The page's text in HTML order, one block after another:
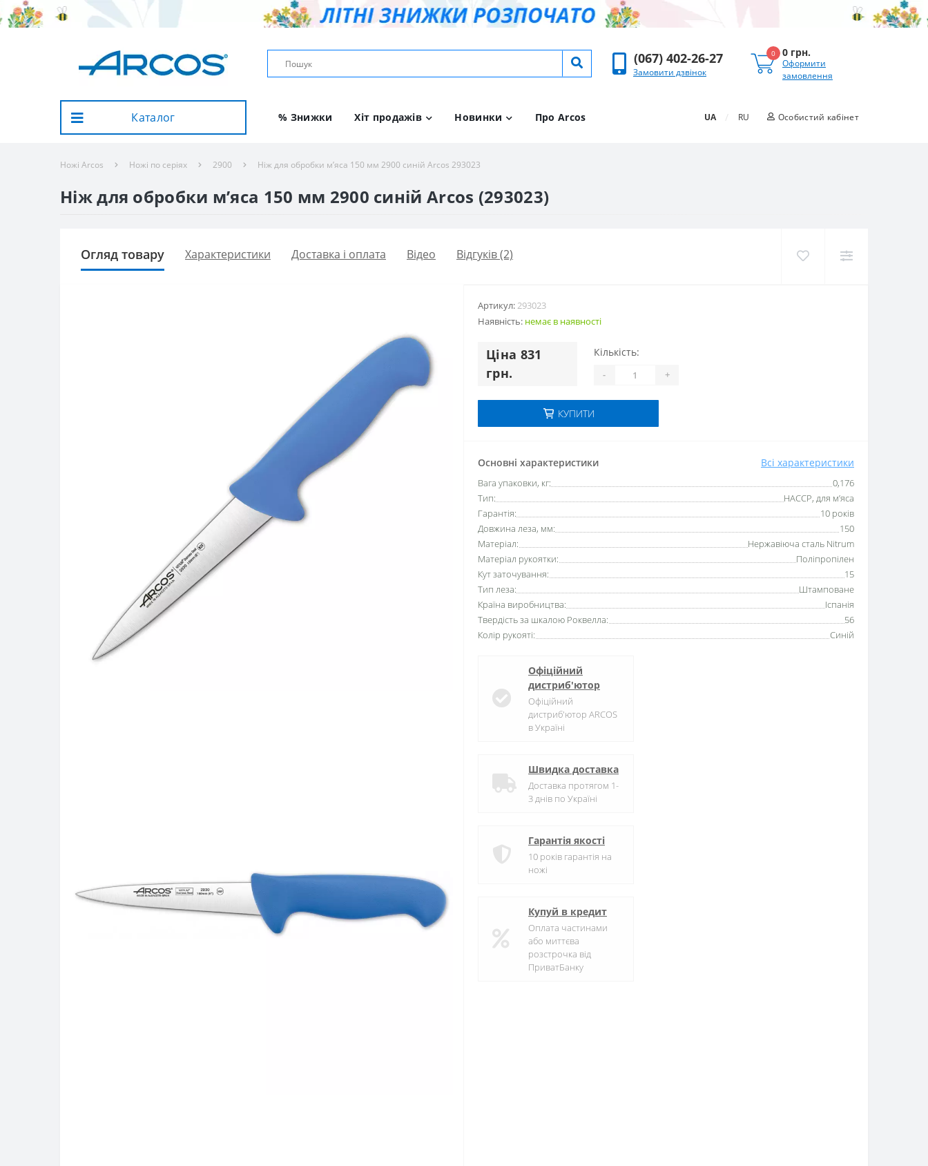
(067) 402-26-27
Замовити дзвінок
0 0 грн.
Оформити
замовлення
Каталог % Знижки Хіт продажів Новинки Про Arcos UA / RU Особистий кабінет
Ножі Arcos Ножі по серіях 2900 Ніж для обробки м’яса 150 мм 2900 синій Arcos 293023
Ніж для обробки м’яса 150 мм 2900 синій Arcos (293023)
Огляд товару Характеристики Доставка і оплата Вiдео Відгуків (2)
Артикул:293023
Наявність: немає в наявностi
Цiна 831
грн.
Кількість:
- +
КУПИТИ
Основні характеристики Всі характеристики
Вага упаковки, кг:
0,176
Тип:
HACCP, для м’яса
Гарантія:
10 років
Довжина леза, мм:
150
Матеріал:
Нержавіюча сталь Nitrum
Матеріал рукоятки:
Поліпропілен
Кут заточування:
15
Тип леза:
Штамповане
Країна виробництва:
Іспанія
Твердість за шкалою Роквелла:
56
Колір рукояті:
Синій
Офіційний
дистриб'ютор
Офіційний
дистриб'ютор ARCOS
в Україні
Швидка доставка
Доставка протягом 1-
3 днів по Україні
Гарантія якості
10 років гарантія на
ножі
Купуй в кредит
Оплата частинами
або миттєва
розстрочка від
ПриватБанку